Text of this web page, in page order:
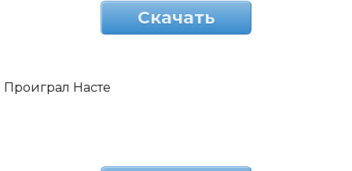
Скачать
Проиграл Насте